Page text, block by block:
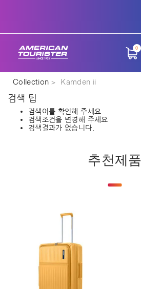
0
Collection Kamden ii
검색 팁
검색어를 확인해 주세요
검색조건을 변경해 주세요
검색결과가 없습니다.
추천제품